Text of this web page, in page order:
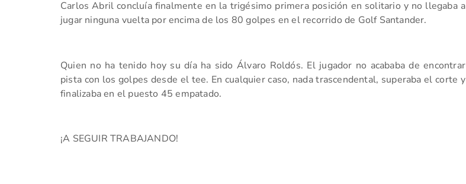
Carlos Abril concluía finalmente en la trigésimo primera posición en solitario y no llegaba a
jugar ninguna vuelta por encima de los 80 golpes en el recorrido de Golf Santander.
Quien no ha tenido hoy su día ha sido Álvaro Roldós. El jugador no acababa de encontrar
pista con los golpes desde el tee. En cualquier caso, nada trascendental, superaba el corte y
finalizaba en el puesto 45 empatado.
¡A SEGUIR TRABAJANDO!